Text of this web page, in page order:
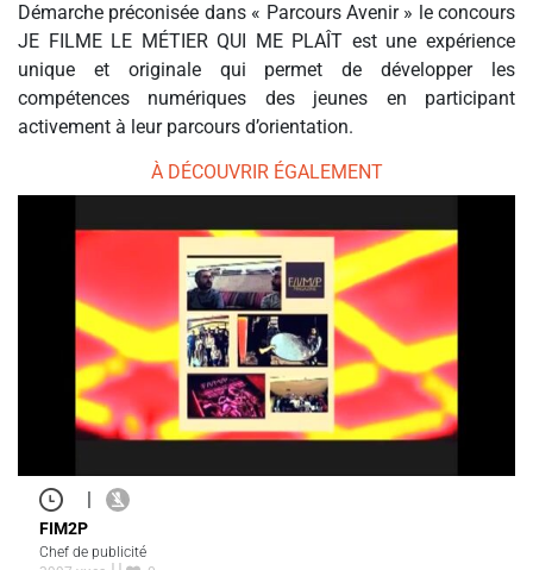
Démarche préconisée dans « Parcours Avenir » le concours
JE FILME LE MÉTIER QUI ME PLAÎT est une expérience
unique et originale qui permet de développer les
compétences numériques des jeunes en participant
activement à leur parcours d’orientation.
À DÉCOUVRIR ÉGALEMENT
|
FIM2P
Chef de publicité